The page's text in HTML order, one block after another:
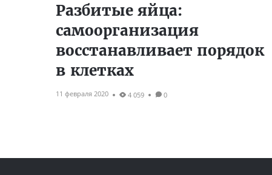
Разбитые яйца:
самоорганизация
восстанавливает порядок
в клетках
11 февраля 2020 4 059 0